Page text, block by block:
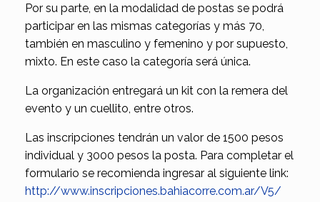
Por su parte, en la modalidad de postas se podrá
participar en las mismas categorías y más 70,
también en masculino y femenino y por supuesto,
mixto. En este caso la categoría será única.
La organización entregará un kit con la remera del
evento y un cuellito, entre otros.
Las inscripciones tendrán un valor de 1500 pesos
individual y 3000 pesos la posta. Para completar el
formulario se recomienda ingresar al siguiente link:
http://www.inscripciones.bahiacorre.com.ar/V5/